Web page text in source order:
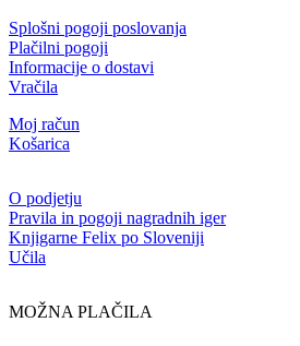
Splošni pogoji poslovanja
Plačilni pogoji
Informacije o dostavi
Vračila
Moj račun
Košarica
O podjetju
Pravila in pogoji nagradnih iger
Knjigarne Felix po Sloveniji
Učila
MOŽNA PLAČILA